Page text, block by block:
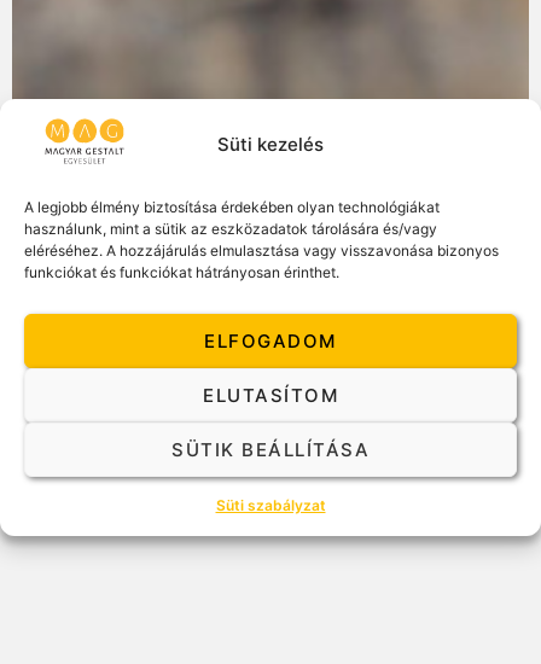
Süti kezelés
A legjobb élmény biztosítása érdekében olyan technológiákat
használunk, mint a sütik az eszközadatok tárolására és/vagy
eléréséhez. A hozzájárulás elmulasztása vagy visszavonása bizonyos
funkciókat és funkciókat hátrányosan érinthet.
ELFOGADOM
ELUTASÍTOM
SÜTIK BEÁLLÍTÁSA
Süti szabályzat